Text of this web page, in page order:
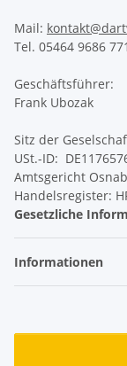
Mail:
Tel. 05464 9686 771
Geschäftsführer:
Frank Ubozak
Sitz der
USt.-ID:
Amtsgericht
Handelsregister:
Gesetzliche
Informationen